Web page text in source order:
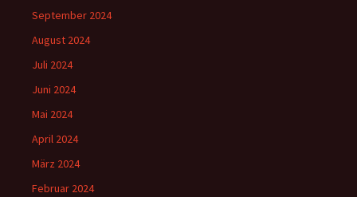
September 2024
August 2024
Juli 2024
Juni 2024
Mai 2024
April 2024
März 2024
Februar 2024